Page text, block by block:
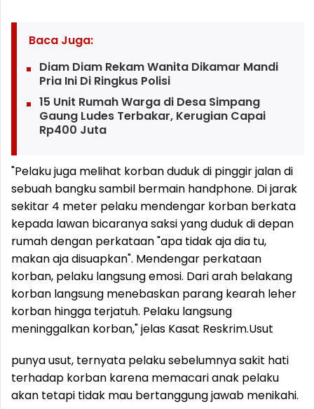
Baca Juga:
Diam Diam Rekam Wanita Dikamar Mandi
Pria Ini Di Ringkus Polisi
15 Unit Rumah Warga di Desa Simpang
Gaung Ludes Terbakar, Kerugian Capai
Rp400 Juta
"Pelaku juga melihat korban duduk di pinggir jalan di
sebuah bangku sambil bermain handphone. Di jarak
sekitar 4 meter pelaku mendengar korban berkata
kepada lawan bicaranya saksi yang duduk di depan
rumah dengan perkataan "apa tidak aja dia tu,
makan aja disuapkan". Mendengar perkataan
korban, pelaku langsung emosi. Dari arah belakang
korban langsung menebaskan parang kearah leher
korban hingga terjatuh. Pelaku langsung
meninggalkan korban," jelas Kasat Reskrim.Usut
punya usut, ternyata pelaku sebelumnya sakit hati
terhadap korban karena memacari anak pelaku
akan tetapi tidak mau bertanggung jawab menikahi.